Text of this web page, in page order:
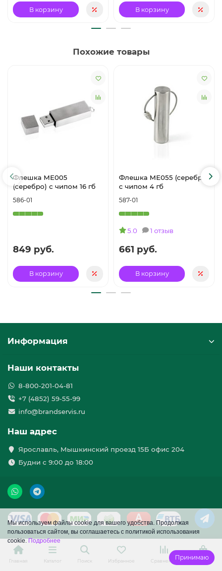
В корзину В корзину
Похожие товары
Флешка ME005
(серебро) с чипом 16 гб
586-01
849 руб.
В корзину
Флешка ME055 (серебро)
с чипом 4 гб
587-01
5.0 1 отзыв
661 руб.
В корзину
Мы используем файлы cookie для вашего удобства. Продолжая
пользоваться сайтом, вы соглашаетесь с политикой использования
cookie.Подробнее
Принимаю
Информация
Наши контакты
8-800-201-04-81
+7 (4852) 59-55-99
info@brandservis.ru
Наш адрес
Ярославль, Мышкинский проезд 15Б офис 204
Будни с 9:00 до 18:00
Главная Каталог Поиск Избранное Сравнение Корзина